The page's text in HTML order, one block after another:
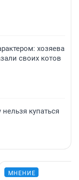
хозяева
своих котов
купаться
МНЕНИЕ